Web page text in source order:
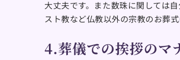
大丈夫です。また数珠に関しては
スト教など仏教以外の宗教のお葬
4.葬儀での挨拶のマ